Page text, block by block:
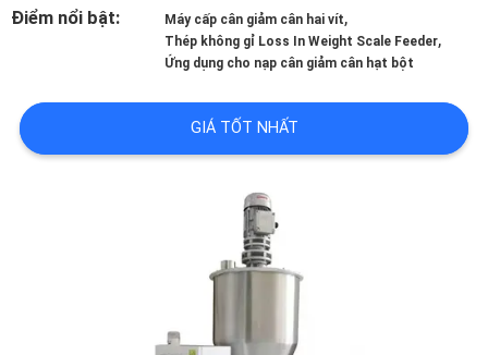
KIỂM
CHẤT
LƯỢNG
Điểm nổi bật: Máy cấp cân giảm cân hai vít,
Thép không gỉ Loss In Weight Scale Feeder,
Ứng dụng cho nạp cân giảm cân hạt bột
GIÁ TỐT NHẤT